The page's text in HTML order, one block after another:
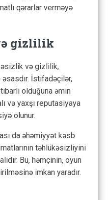
qərarlar verməyə
gizlilik
və gizlilik,
İstifadəçilər,
olduğuna əmin
və yaxşı reputasiyaya
olunur.
da əhəmiyyət kəsb
təhlükəsizliyini
Bu, həmçinin, oyun
imkan yaradır.